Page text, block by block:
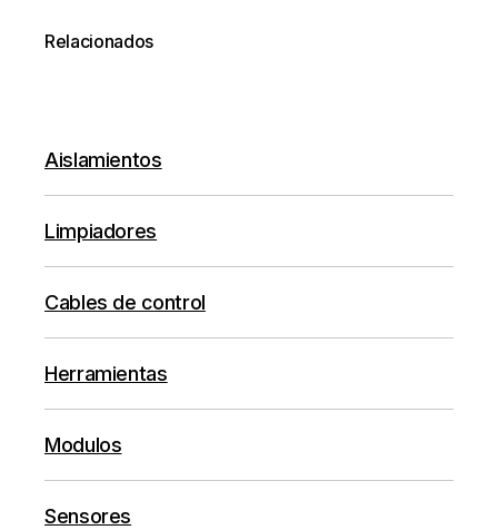
Relacionados
Aislamientos
Limpiadores
Cables de control
Herramientas
Modulos
Sensores